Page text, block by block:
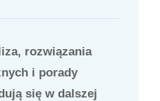
rozwiązania
i porady
się w dalszej